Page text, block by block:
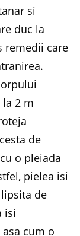
si
duc la
remedii care
2 m
de
o pleiada
pielea isi
de
isi
cum o